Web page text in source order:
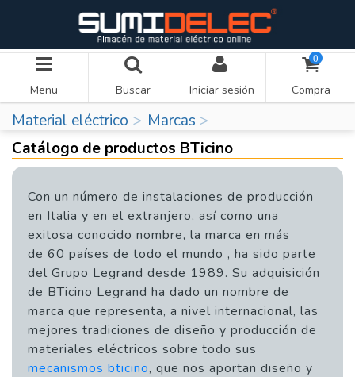
Menu Buscar Iniciar sesión
0
Compra
Material eléctrico
Marcas
Catálogo de productos BTicino
Con un número de instalaciones de producción
en Italia y en el extranjero, así como una
exitosa conocido nombre, la marca en más
de 60 países de todo el mundo , ha sido parte
del Grupo Legrand desde 1989. Su adquisición
de BTicino Legrand ha dado un nombre de
marca que representa, a nivel internacional, las
mejores tradiciones de diseño y producción de
materiales eléctricos sobre todo sus
mecanismos bticino, que nos aportan diseño y